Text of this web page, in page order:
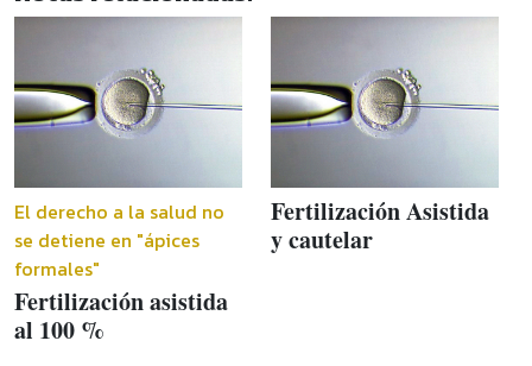
El derecho a la salud no
se detiene en "ápices
formales"
Fertilización asistida
al 100 %
Fertilización Asistida
y cautelar